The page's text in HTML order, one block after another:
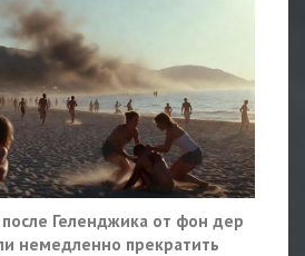
Геленджика от фон дер
немедленно прекратить